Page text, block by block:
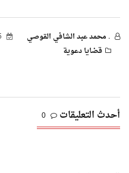
. محمد عبد الشافي القوصي
قضايا دعوية
أحدث التعليقات 0